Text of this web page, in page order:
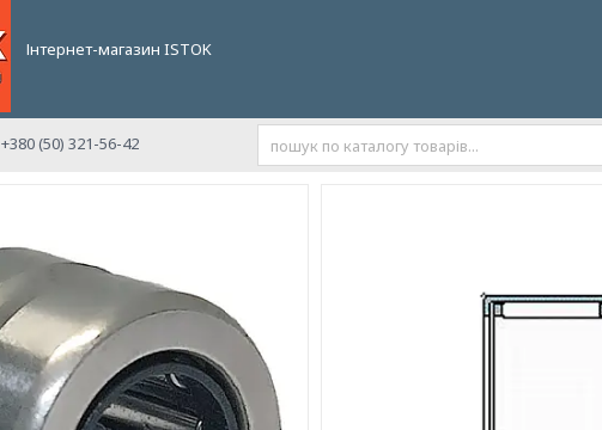
Інтернет-магазин ISTOK
+380 (50) 321-56-42